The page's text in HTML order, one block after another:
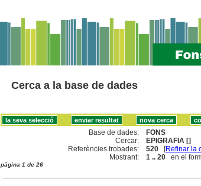
Cerca a la base de dades
Base de dades:
FONS
Cercar:
EPIGRAFIA []
Referències trobades:
520 [Refinar la
Mostrant:
1 .. 20 en el
pàgina 1 de 26